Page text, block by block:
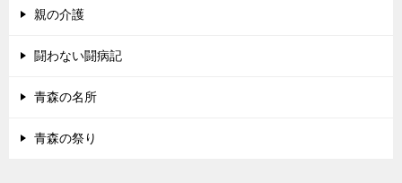
親の介護
闘わない闘病記
青森の名所
青森の祭り